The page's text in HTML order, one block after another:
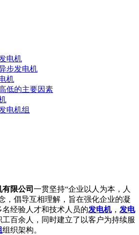
电机
步发电机
机
低的主要因素
电机组
限公司 一贯坚持“企业以人为本，人
，倡导互相理解，旨在强化企业的凝
经验人才和技术人员的发电机， 发电
百余人，同时建立了以客户为持续服
组织架构。